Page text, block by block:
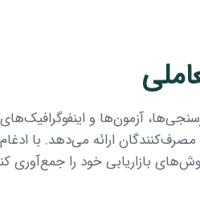
آزمون‌ها و
مصرف‌کنندگان ارائه می‌دهد. با
بازاریابی خود را جمع‌آوری